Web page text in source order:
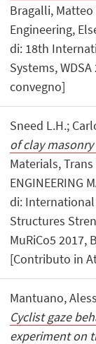
Bragalli,
Engineering,
di: 18th
Systems,
convegno]
Sneed L.H.;
of clay
Materials,
ENGINEERING
di: International
Structures
MuRiCo5 2017,
[Contributo in
Mantuano,
Cyclist gaze
experiment on